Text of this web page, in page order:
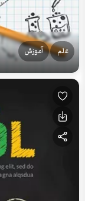
علم آموزش